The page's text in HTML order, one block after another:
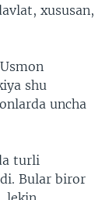
xususan,
shu
uncha
turli
Bular biror